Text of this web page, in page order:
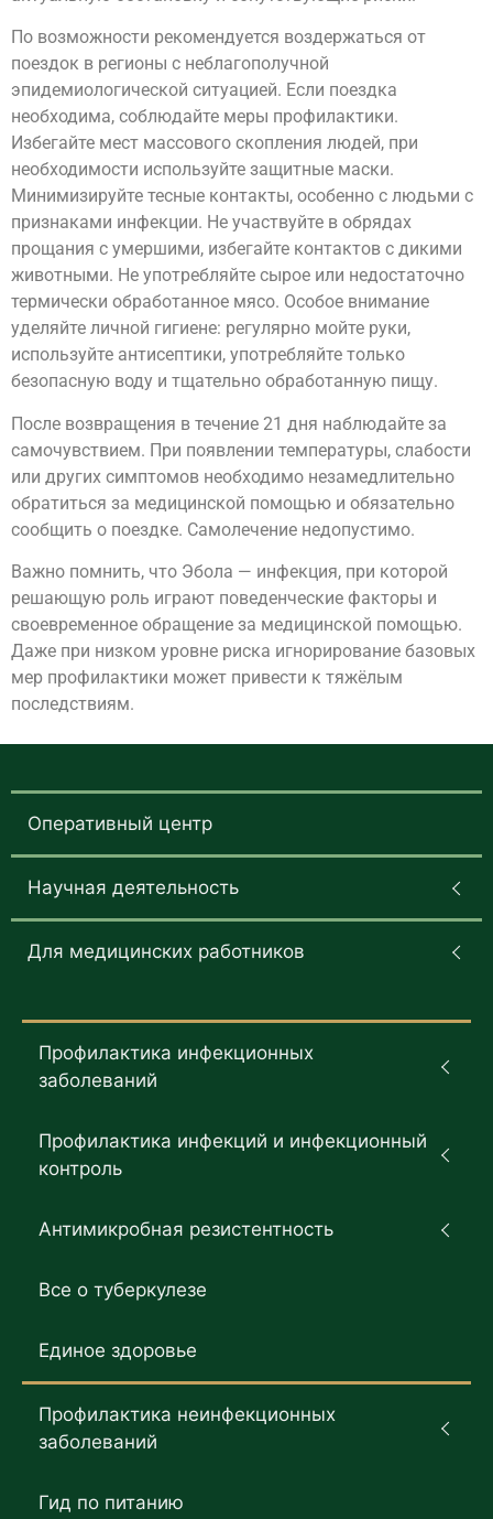
По возможности рекомендуется воздержаться от
поездок в регионы с неблагополучной
эпидемиологической ситуацией. Если поездка
необходима, соблюдайте меры профилактики.
Избегайте мест массового скопления людей, при
необходимости используйте защитные маски.
Минимизируйте тесные контакты, особенно с людьми с
признаками инфекции. Не участвуйте в обрядах
прощания с умершими, избегайте контактов с дикими
животными. Не употребляйте сырое или недостаточно
термически обработанное мясо. Особое внимание
уделяйте личной гигиене: регулярно мойте руки,
используйте антисептики, употребляйте только
безопасную воду и тщательно обработанную пищу.
После возвращения в течение 21 дня наблюдайте за
самочувствием. При появлении температуры, слабости
или других симптомов необходимо незамедлительно
обратиться за медицинской помощью и обязательно
сообщить о поездке. Самолечение недопустимо.
Важно помнить, что Эбола — инфекция, при которой
решающую роль играют поведенческие факторы и
своевременное обращение за медицинской помощью.
Даже при низком уровне риска игнорирование базовых
мер профилактики может привести к тяжёлым
последствиям.
Оперативный центр
Научная деятельность
Для медицинских работников
Профилактика инфекционных
заболеваний
Профилактика инфекций и инфекционный
контроль
Антимикробная резистентность
Все о туберкулезе
Единое здоровье
Профилактика неинфекционных
заболеваний
Гид по питанию